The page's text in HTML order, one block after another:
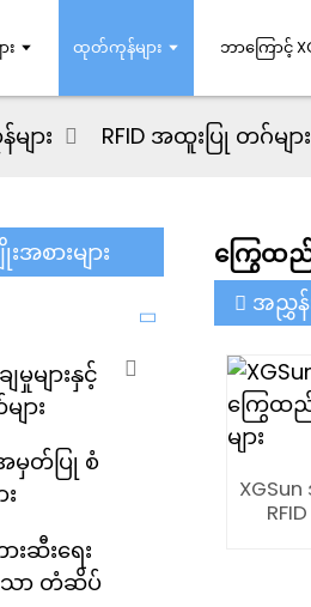
း ထုတ်ကုန်များ ဘာကြောင့်
ျား RFID အထူးပြု တဂ်များ
စားများ
မှုများနှင့်
ျား
မှတ်ပြု စံ
ဆီးရေး
ာ တံဆိပ်
ကြွေထည်
အညွှန်း